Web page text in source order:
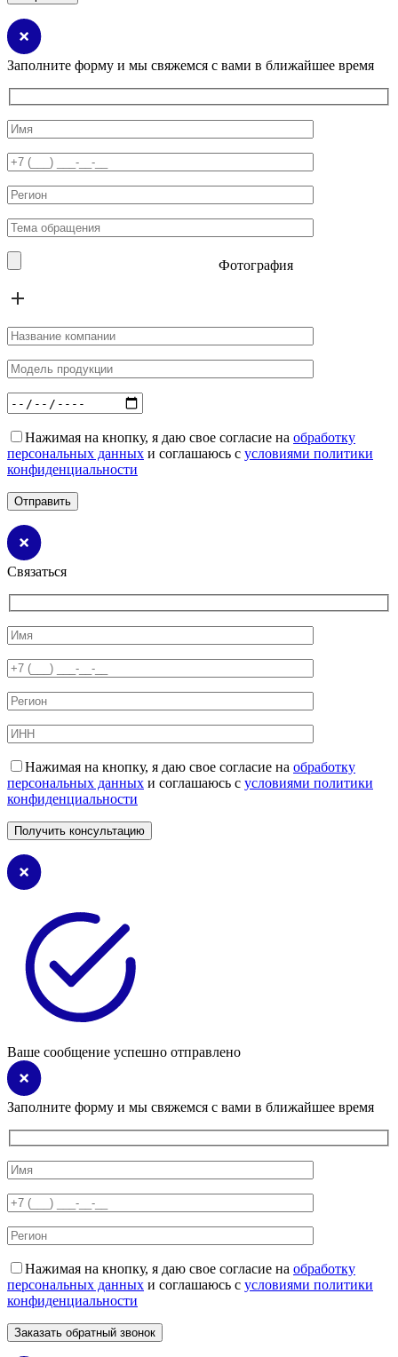
Заполните форму и мы свяжемся с вами в ближайшее время
Фотография
Нажимая на кнопку, я даю свое согласие на обработку
персональных данных и соглашаюсь с условиями политики
конфиденциальности
Связаться
Нажимая на кнопку, я даю свое согласие на обработку
персональных данных и соглашаюсь с условиями политики
конфиденциальности
Ваше сообщение успешно отправлено
Заполните форму и мы свяжемся с вами в ближайшее время
Нажимая на кнопку, я даю свое согласие на обработку
персональных данных и соглашаюсь с условиями политики
конфиденциальности